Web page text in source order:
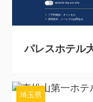
パレスホテル
埼玉県